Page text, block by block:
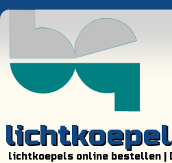
lichtkoepels online bestellen |